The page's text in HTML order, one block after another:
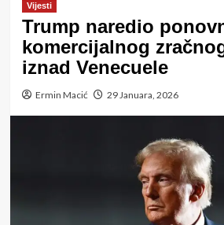
Vijesti
Trump naredio
komercijalnog
iznad Venecuele
Ermin Macić 29 Januara, 2026